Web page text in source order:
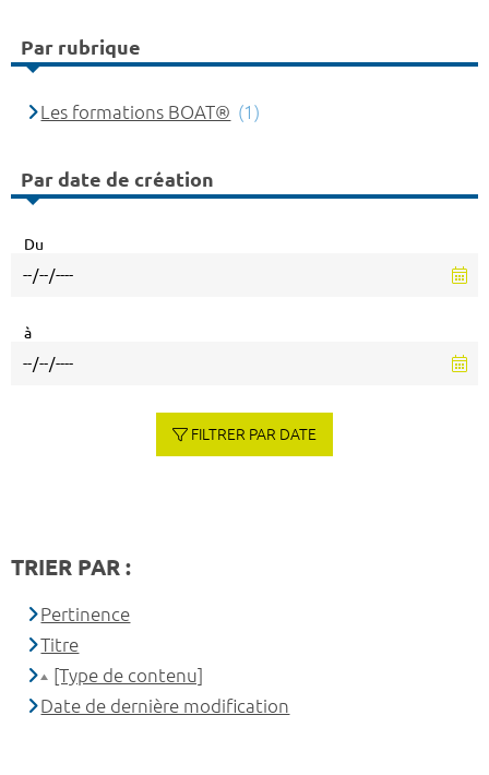
Par rubrique
Les formations BOAT® (1)
Par date de création
Du
à
FILTRER PAR DATE
TRIER PAR :
Pertinence
Titre
[Type de contenu]
Date de dernière modification